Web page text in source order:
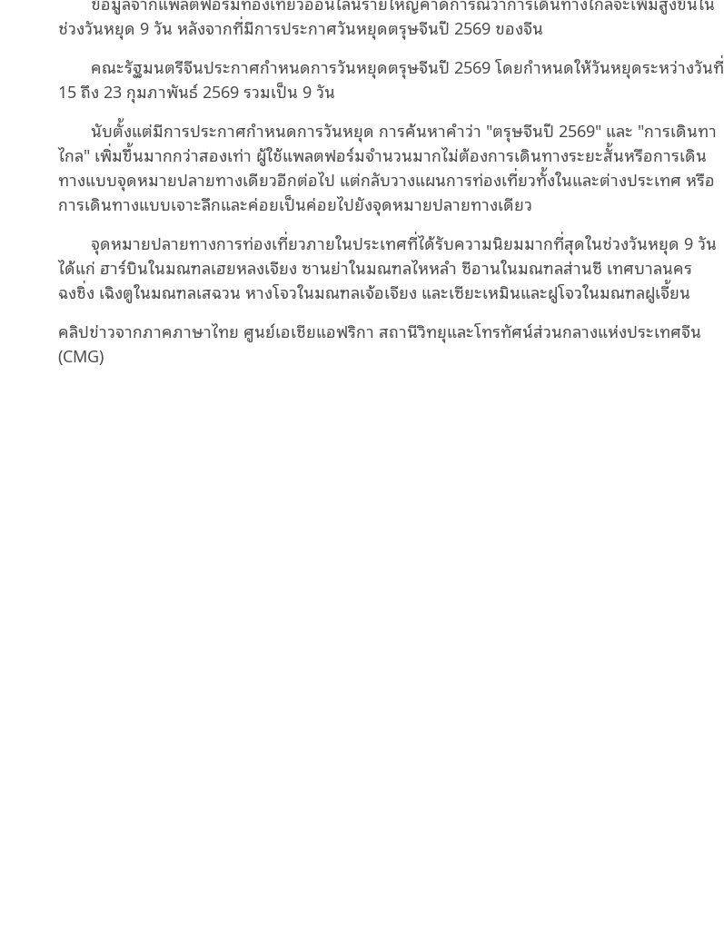
ช่วงวันหยุด 9 วัน หลังจากที่มีการประกาศวันหยุดตรุษจีนปี 2569 ของจีน
คณะรัฐมนตรีจีนประกาศกำหนดการวันหยุดตรุษจีนปี 2569 โดยกำหนดให้วันหยุดระหว่างวันที่
15 ถึง 23 กุมภาพันธ์ 2569 รวมเป็น 9 วัน
นับตั้งแต่มีการประกาศกำหนดการวันหยุด การค้นหาคำว่า "ตรุษจีนปี 2569" และ "การเดินทา
ไกล" เพิ่มขึ้นมากกว่าสองเท่า ผู้ใช้แพลตฟอร์มจำนวนมากไม่ต้องการเดินทางระยะสั้นหรือการเดิน
ทางแบบจุดหมายปลายทางเดียวอีกต่อไป แต่กลับวางแผนการท่องเที่ยวทั้งในและต่างประเทศ หรือ
การเดินทางแบบเจาะลึกและค่อยเป็นค่อยไปยังจุดหมายปลายทางเดียว
จุดหมายปลายทางการท่องเที่ยวภายในประเทศที่ได้รับความนิยมมากที่สุดในช่วงวันหยุด 9 วัน
ได้แก่ ฮาร์บินในมณฑลเฮยหลงเจียง ซานย่าในมณฑลไหหลำ ซีอานในมณฑลส่านซี เทศบาลนคร
ฉงชิ่ง เฉิงตูในมณฑลเสฉวน หางโจวในมณฑลเจ้อเจียง และเซียะเหมินและฝูโจวในมณฑลฝูเจี้ยน
คลิปข่าวจากภาคภาษาไทย ศูนย์เอเชียแอฟริกา สถานีวิทยุและโทรทัศน์ส่วนกลางแห่งประเทศจีน
(CMG)